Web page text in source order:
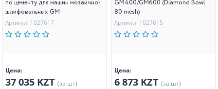
по цементу для машин мозаично-
шлифовальных GM
Артикул: 1027617
Цена:
37 035 KZT (за шт)
GM400/GM600 (Diamond Bowl
80 mesh)
Артикул: 1027615
Цена:
6 873 KZT (за шт)